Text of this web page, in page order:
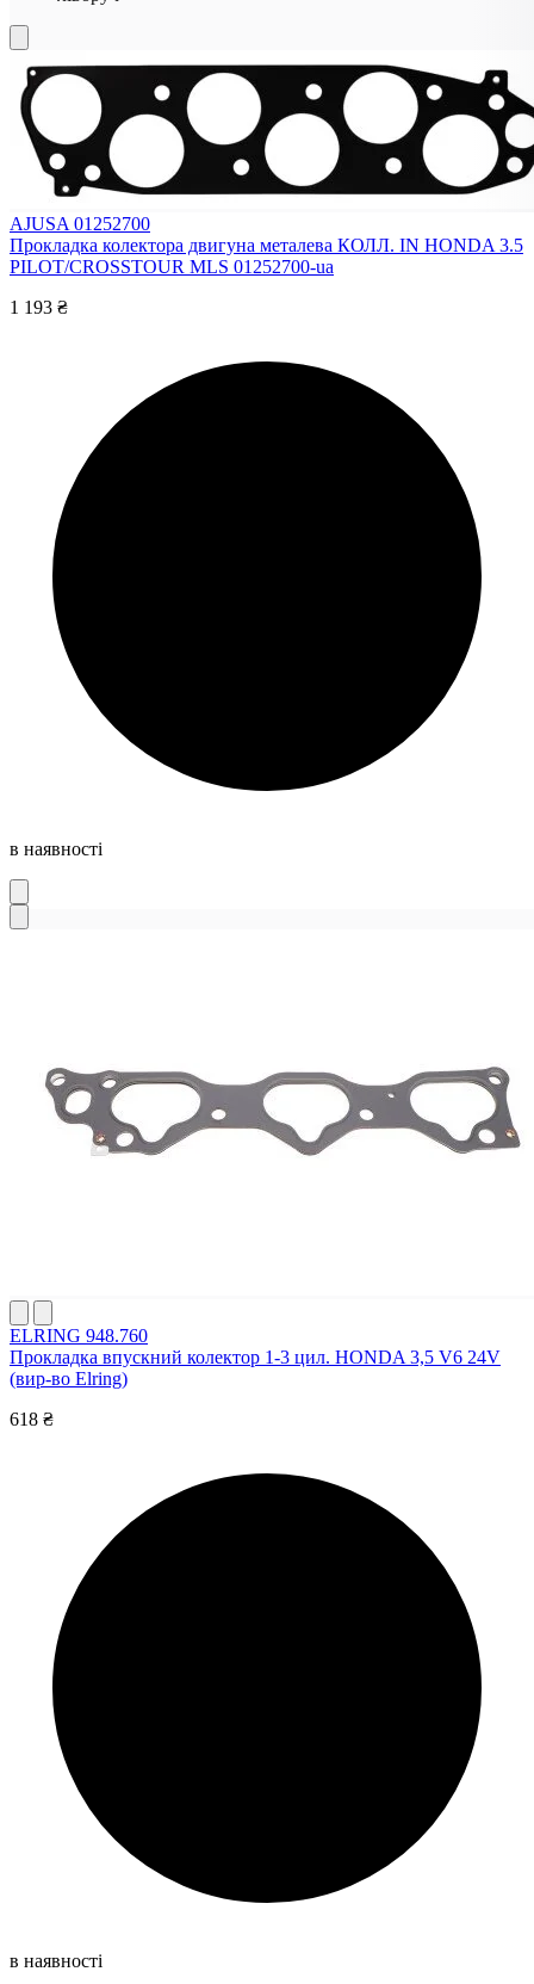
AJUSA 01252700
Прокладка колектора двигуна металева КОЛЛ. IN HONDA 3.5
PILOT/CROSSTOUR MLS 01252700-ua
1 193 ₴
в наявності
ELRING 948.760
Прокладка впускний колектор 1-3 цил. HONDA 3,5 V6 24V
(вир-во Elring)
618 ₴
в наявності